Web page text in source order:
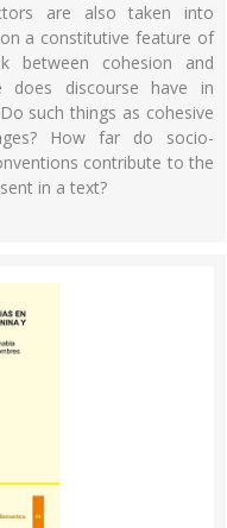
are also taken into
a constitutive feature of
between cohesion and
does discourse have in
such things as cohesive
How far do socio-
contribute to the
in a text?